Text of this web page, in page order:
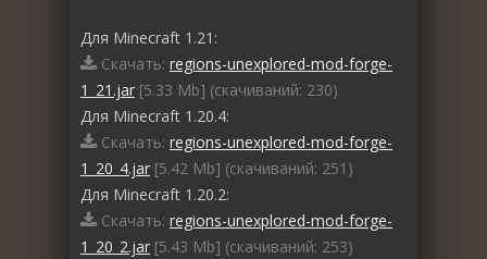
Для Minecraft 1.21:
Скачать: regions-unexplored-mod-forge-
1_21.jar [5.33 Mb] (cкачиваний: 230)
Для Minecraft 1.20.4:
Скачать: regions-unexplored-mod-forge-
1_20_4.jar [5.42 Mb] (cкачиваний: 251)
Для Minecraft 1.20.2:
Скачать: regions-unexplored-mod-forge-
1_20_2.jar [5.43 Mb] (cкачиваний: 253)